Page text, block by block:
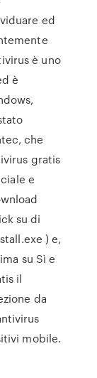
ed
è uno
è
che
gratis
e
su di
) e,
su Sì e
il
da
mobile.